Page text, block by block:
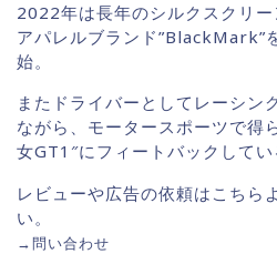
2022年は長年のシルクスクリ
アパレルブランド”BlackMark”
始。
またドライバーとしてレーシン
ながら、モータースポーツで得
女GT1″にフィートバックしてい
レビューや広告の依頼はこちら
い。
→問い合わせ